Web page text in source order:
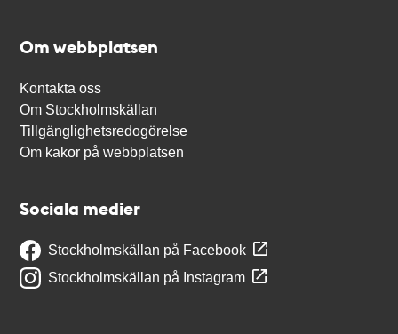
Om webbplatsen
Kontakta oss
Om Stockholmskällan
Tillgänglighetsredogörelse
Om kakor på webbplatsen
Sociala medier
Stockholmskällan på Facebook
Stockholmskällan på Instagram